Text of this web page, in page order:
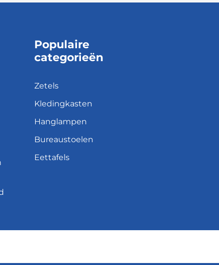
Populaire
categorieën
Zetels
Kledingkasten
Hanglampen
Bureaustoelen
Eettafels